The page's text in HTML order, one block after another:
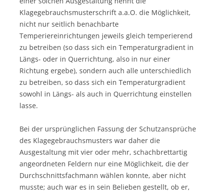
Klagegebrauchsmusterschrift a.a.O. die Möglichkeit,
nicht nur seitlich benachbarte
Temperiereinrichtungen jeweils gleich temperierend
zu betreiben (so dass sich ein Temperaturgradient in
Längs- oder in Querrichtung, also in nur einer
Richtung ergebe), sondern auch alle unterschiedlich
zu betreiben, so dass sich ein Temperaturgradient
sowohl in Längs- als auch in Querrichtung einstellen
lasse.
Bei der ursprünglichen Fassung der Schutzansprüche
des Klagegebrauchsmusters war daher die
Ausgestaltung mit vier oder mehr, schachbrettartig
angeordneten Feldern nur eine Möglichkeit, die der
Durchschnittsfachmann wählen konnte, aber nicht
musste; auch war es in sein Belieben gestellt, ob er,